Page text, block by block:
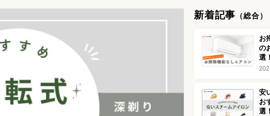
新着記事 （総合）
お
の
選
ル
安
お
選